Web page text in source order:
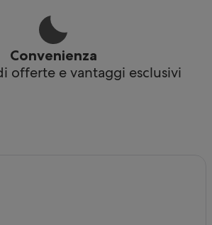
Convenienza
offerte e vantaggi esclusivi